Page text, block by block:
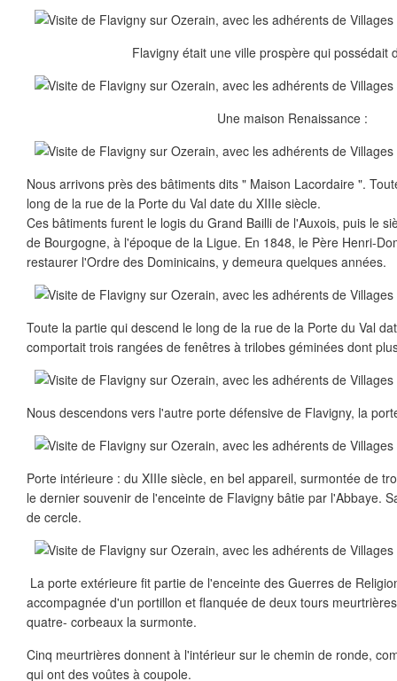
Flavigny était une ville prospère qui possédait
Une maison Renaissance :
Nous arrivons près des bâtiments dits " Maison Lacordaire ".
long de la rue de la Porte du Val date du XIIIe siècle.
Ces bâtiments furent le logis du Grand Bailli de l'Auxois, puis le
de Bourgogne, à l'époque de la Ligue. En 1848, le Père Henri-
restaurer l'Ordre des Dominicains, y demeura quelques années.
Toute la partie qui descend le long de la rue de la Porte du Val
comportait trois rangées de fenêtres à trilobes géminées dont
Nous descendons vers l'autre porte défensive de Flavigny, la
Porte intérieure : du XIIIe siècle, en bel appareil, surmontée de
le dernier souvenir de l'enceinte de Flavigny bâtie par l'Abbaye.
de cercle.
La porte extérieure fit partie de l'enceinte des Guerres de
accompagnée d'un portillon et flanquée de deux tours
quatre- corbeaux la surmonte.
Cinq meurtrières donnent à l'intérieur sur le chemin de ronde,
qui ont des voûtes à coupole.